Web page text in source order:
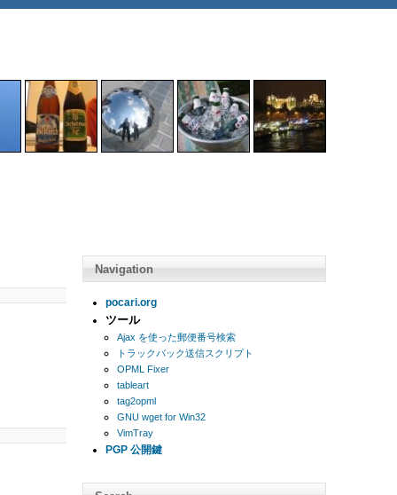
Navigation
pocari.org
ツール
Ajax を使った郵便番号検索
トラックバック送信スクリプト
OPML Fixer
tableart
tag2opml
GNU wget for Win32
VimTray
PGP 公開鍵